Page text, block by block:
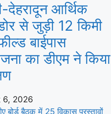
देहरादून आर्थिक
से जुड़ी 12 किमी
बाईपास
का डीएम ने किया
6, 2026